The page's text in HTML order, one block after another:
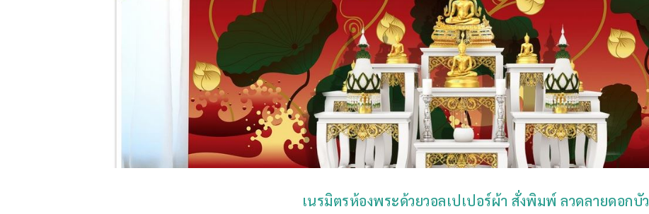
เนรมิตรห้องพระด้วยวอลเปเปอร์ผ้า สั่งพิมพ์ ลวดลายดอกบัว